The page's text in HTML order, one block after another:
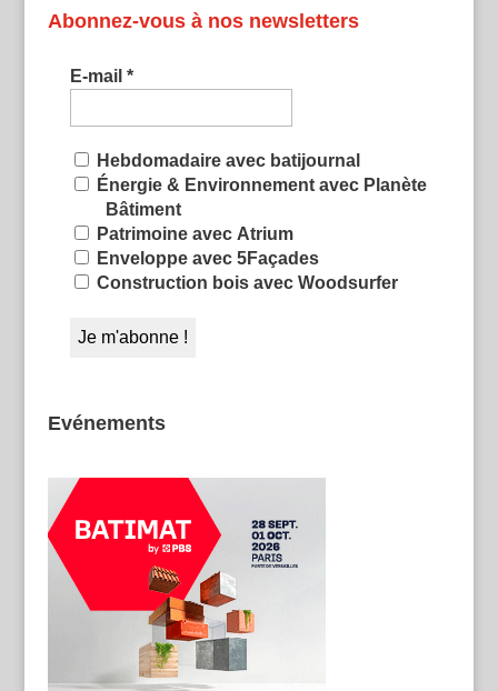
Abonnez-vous à nos newsletters
E-mail *
Hebdomadaire avec batijournal
Énergie & Environnement avec Planète
Bâtiment
Patrimoine avec Atrium
Enveloppe avec 5Façades
Construction bois avec Woodsurfer
Evénements